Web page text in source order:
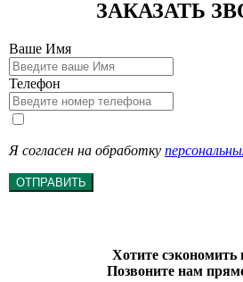
ЗАКАЗАТЬ
Ваше Имя
Телефон
Я согласен на обработку
ОТПРАВИТЬ
Хотите сэкономить
Позвоните нам